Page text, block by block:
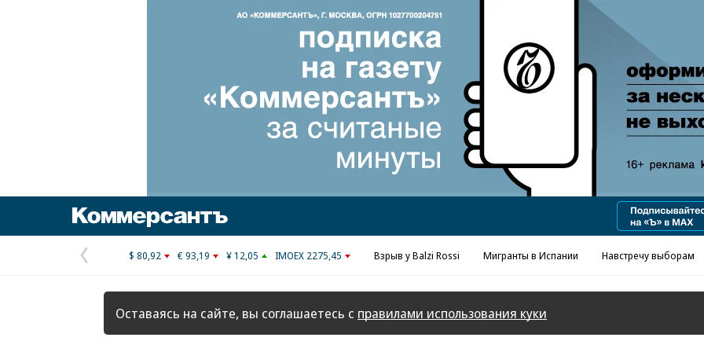
Реклама в «Ъ» www.kommersant.ru/ad
Предыдущая
страница
$ 80,92 € 93,19 ¥ 12,05 IMOEX 2275,45 Взрыв у Balzi Rossi Мигранты в Испании Навстречу выборам
Оставаясь на сайте, вы соглашаетесь с правилами использования куки